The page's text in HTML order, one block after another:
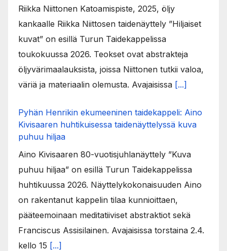
Riikka Niittonen Katoamispiste, 2025, öljy
kankaalle Riikka Niittosen taidenäyttely ”Hiljaiset
kuvat” on esillä Turun Taidekappelissa
toukokuussa 2026. Teokset ovat abstrakteja
öljyvärimaalauksista, joissa Niittonen tutkii valoa,
väriä ja materiaalin olemusta. Avajaisissa [...]
Pyhän Henrikin ekumeeninen taidekappeli: Aino
Kivisaaren huhtikuisessa taidenäyttelyssä kuva
puhuu hiljaa
Aino Kivisaaren 80-vuotisjuhlanäyttely ”Kuva
puhuu hiljaa” on esillä Turun Taidekappelissa
huhtikuussa 2026. Näyttelykokonaisuuden Aino
on rakentanut kappelin tilaa kunnioittaen,
pääteemoinaan meditatiiviset abstraktiot sekä
Franciscus Assisilainen. Avajaisissa torstaina 2.4.
kello 15 [...]